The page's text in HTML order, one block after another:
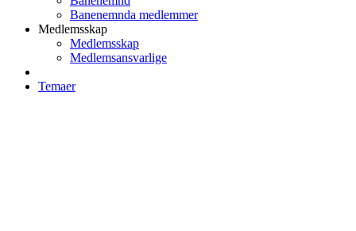
Banenemnda medlemmer
Medlemsskap
Medlemsskap
Medlemsansvarlige
Temaer